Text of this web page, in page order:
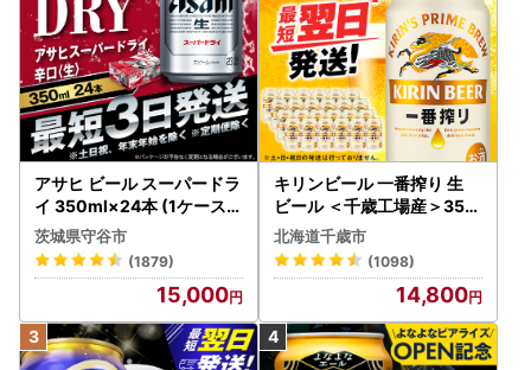
アサヒ ビール スーパードラ
イ 350ml×24本 (1ケース)
究極の辛口 ＜茨城工場＞ 缶
ビール Asahi superDRY お
酒
茨城県守谷市
(1879)
15,000
キリンビール 一番搾り 生
ビール ＜千歳工場産＞350
ml（24本）
北海道千歳市
(1098)
14,800